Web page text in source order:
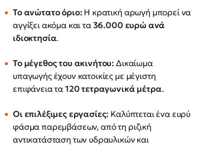
Το ανώτατο όριο: Η κρατική αρωγή μπορεί να
αγγίξει ακόμα και τα36.000 ευρώ ανά
ιδιοκτησία.
Το μέγεθος του ακινήτου: Δικαίωμα
υπαγωγής έχουν κατοικίες με μέγιστη
επιφάνεια τα120 τετραγωνικά μέτρα.
Οι επιλέξιμες εργασίες: Καλύπτεται ένα ευρύ
φάσμα παρεμβάσεων, από τη ριζική
αντικατάσταση των υδραυλικών και